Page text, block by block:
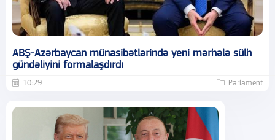
ABŞ-Azərbaycan münasibətlərində yeni mərhələ sülh
gündəliyini formalaşdırdı
10:29 Parlament